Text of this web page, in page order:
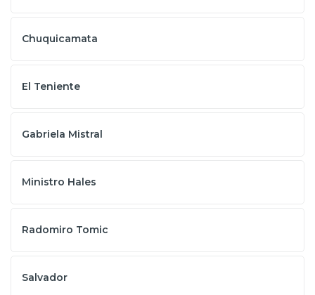
Chuquicamata
El Teniente
Gabriela Mistral
Ministro Hales
Radomiro Tomic
Salvador